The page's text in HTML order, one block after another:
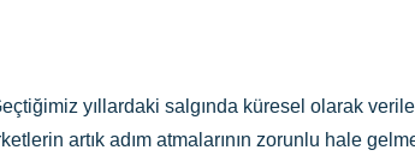
yıllardaki salgında küresel olarak
artık adım atmalarının zorunlu hale